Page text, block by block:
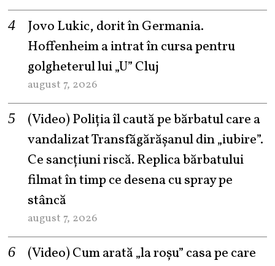
Jovo Lukic, dorit în Germania.
Hoffenheim a intrat în cursa pentru
golgheterul lui „U” Cluj
august 7, 2026
(Video) Poliția îl caută pe bărbatul care a
vandalizat Transfăgărășanul din „iubire”.
Ce sancțiuni riscă. Replica bărbatului
filmat în timp ce desena cu spray pe
stâncă
august 7, 2026
(Video) Cum arată „la roşu” casa pe care